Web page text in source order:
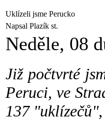
Uklízeli jsme Perucko
Napsal Plazík st.
Neděle, 08
Již počtvrté
Peruci, ve
137